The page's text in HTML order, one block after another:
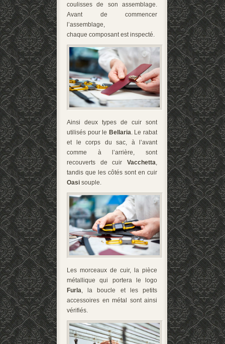
coulisses de son assemblage.
Avant de commencer
l’assemblage,
chaque composant est inspecté.
Ainsi deux types de cuir sont
utilisés pour le Bellaria. Le rabat
et le corps du sac, à l’avant
comme à l’arrière, sont
recouverts de cuir Vacchetta,
tandis que les côtés sont en cuir
Oasi souple.
Les morceaux de cuir, la pièce
métallique qui portera le logo
Furla, la boucle et les petits
accessoires en métal sont ainsi
vérifiés.